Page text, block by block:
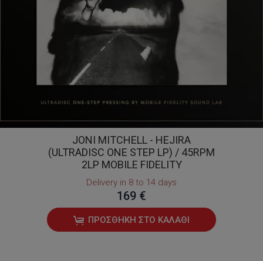
JONI MITCHELL - HEJIRA
(ULTRADISC ONE STEP LP) / 45RPM
2LP MOBILE FIDELITY
Delivery in 8 to 14 days
169 €
ΠΡΟΣΘΉΚΗ ΣΤΟ ΚΑΛΆΘΙ